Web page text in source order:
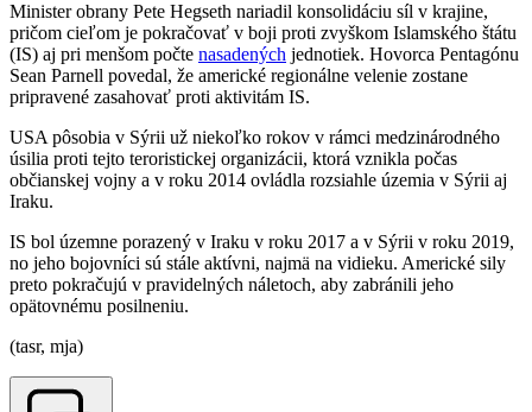
Minister obrany Pete Hegseth nariadil konsolidáciu síl v krajine,
pričom cieľom je pokračovať v boji proti zvyškom Islamského štátu
(IS) aj pri menšom počte nasadených jednotiek. Hovorca Pentagónu
Sean Parnell povedal, že americké regionálne velenie zostane
pripravené zasahovať proti aktivitám IS.
USA pôsobia v Sýrii už niekoľko rokov v rámci medzinárodného
úsilia proti tejto teroristickej organizácii, ktorá vznikla počas
občianskej vojny a v roku 2014 ovládla rozsiahle územia v Sýrii aj
Iraku.
IS bol územne porazený v Iraku v roku 2017 a v Sýrii v roku 2019,
no jeho bojovníci sú stále aktívni, najmä na vidieku. Americké sily
preto pokračujú v pravidelných náletoch, aby zabránili jeho
opätovnému posilneniu.
(tasr, mja)